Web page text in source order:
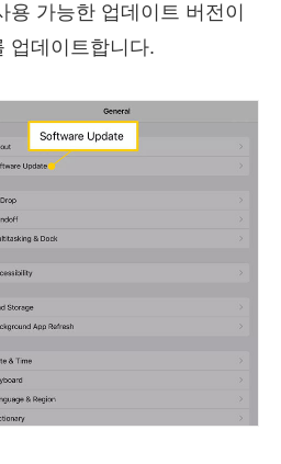
용 가능한 업데이트 버전이
업데이트합니다.